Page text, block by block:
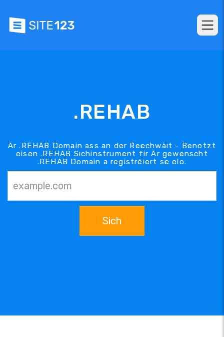
.REHAB
Är .REHAB Domain ass an der Reechwäit - Benotzt
eisen .REHAB Sichinstrument fir Är gewënscht
.REHAB Domain a registréiert se elo.
Sich